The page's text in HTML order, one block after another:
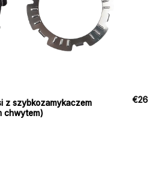
z szybkozamykaczem
chwytem)
€26